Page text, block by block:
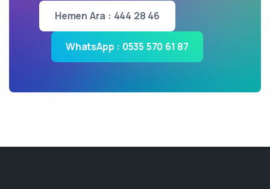
Hemen Ara : 444 28 46
WhatsApp : 0535 570 61 87